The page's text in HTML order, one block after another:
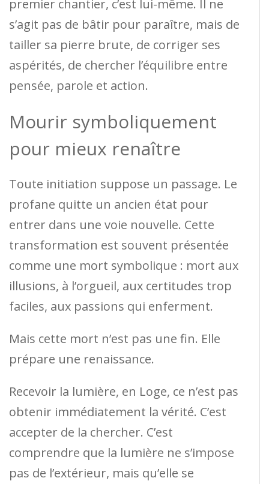
premier chantier, c’est lui-même. Il ne
s’agit pas de bâtir pour paraître, mais de
tailler sa pierre brute, de corriger ses
aspérités, de chercher l’équilibre entre
pensée, parole et action.
Mourir symboliquement
pour mieux renaître
Toute initiation suppose un passage. Le
profane quitte un ancien état pour
entrer dans une voie nouvelle. Cette
transformation est souvent présentée
comme une mort symbolique : mort aux
illusions, à l’orgueil, aux certitudes trop
faciles, aux passions qui enferment.
Mais cette mort n’est pas une fin. Elle
prépare une renaissance.
Recevoir la lumière, en Loge, ce n’est pas
obtenir immédiatement la vérité. C’est
accepter de la chercher. C’est
comprendre que la lumière ne s’impose
pas de l’extérieur, mais qu’elle se